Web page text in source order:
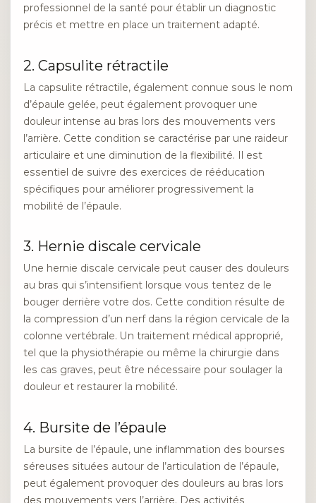
professionnel de la santé pour établir un diagnostic
précis et mettre en place un traitement adapté.
2. Capsulite rétractile
La capsulite rétractile, également connue sous le nom
d’épaule gelée, peut également provoquer une
douleur intense au bras lors des mouvements vers
l’arrière. Cette condition se caractérise par une raideur
articulaire et une diminution de la flexibilité. Il est
essentiel de suivre des exercices de rééducation
spécifiques pour améliorer progressivement la
mobilité de l’épaule.
3. Hernie discale cervicale
Une hernie discale cervicale peut causer des douleurs
au bras qui s’intensifient lorsque vous tentez de le
bouger derrière votre dos. Cette condition résulte de
la compression d’un nerf dans la région cervicale de la
colonne vertébrale. Un traitement médical approprié,
tel que la physiothérapie ou même la chirurgie dans
les cas graves, peut être nécessaire pour soulager la
douleur et restaurer la mobilité.
4. Bursite de l’épaule
La bursite de l’épaule, une inflammation des bourses
séreuses situées autour de l’articulation de l’épaule,
peut également provoquer des douleurs au bras lors
des mouvements vers l’arrière. Des activités